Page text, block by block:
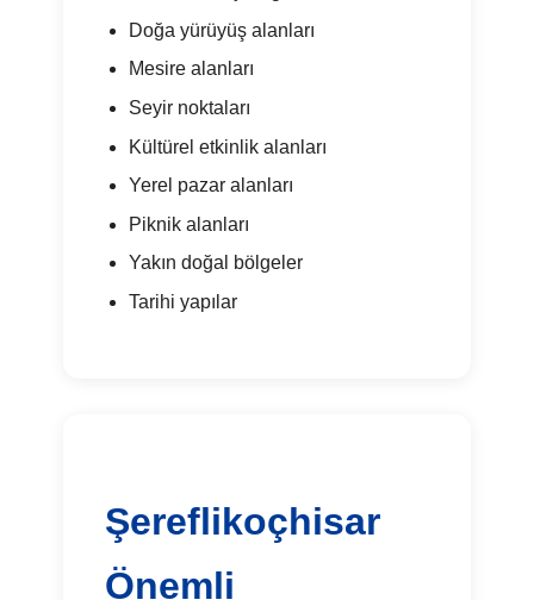
Doğa yürüyüş alanları
Mesire alanları
Seyir noktaları
Kültürel etkinlik alanları
Yerel pazar alanları
Piknik alanları
Yakın doğal bölgeler
Tarihi yapılar
Şereflikoçhisar
Önemli